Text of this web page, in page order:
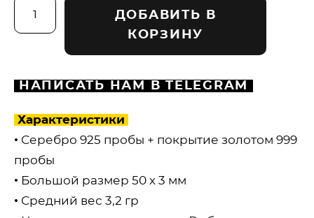
ДОБАВИТЬ В
КОРЗИНУ
НАПИСАТЬ НАМ В TELEGRAM
Характеристики
• Серебро 925 пробы + покрытие золотом 999
пробы
• Большой размер 50 х 3 мм
• Средний вес 3,2 гр